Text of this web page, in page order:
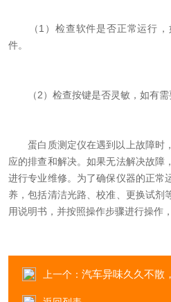
（1）检查软件是否正常运行，
件。
（2）检查按键是否灵敏，如有需要
蛋白质测定仪在遇到以上故障时
应的排查和解决。如果无法解决故障
进行专业维修。为了确保仪器的正常
养，包括清洁光路、校准、更换试
用说明书，并按照操作步骤进行操作
上一个： 汽车异味久久不散